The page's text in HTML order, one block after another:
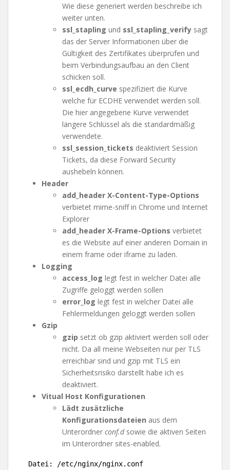
Wie diese generiert werden beschreibe ich
weiter unten.
ssl_stapling und ssl_stapling_verify sagt
das der Server Informationen über die
Gültigkeit des Zertifikates überprüfen und
beim Verbindungsaufbau an den Client
schicken soll.
ssl_ecdh_curve spezifiziert die Kurve
welche für ECDHE verwendet werden soll.
Die hier angegebene Kurve verwendet
längere Schlüssel als die standardmäßig
verwendete.
ssl_session_tickets deaktiviert Session
Tickets, da diese Forward Security
aushebeln können.
Header
add_header X-Content-Type-Options
verbietet mime-sniff in Chrome und Internet
Explorer
add_header X-Frame-Options verbietet
es die Website auf einer anderen Domain in
einem frame oder iframe zu laden.
Logging
access_log legt fest in welcher Datei alle
Zugriffe geloggt werden sollen
error_log legt fest in welcher Datei alle
Fehlermeldungen geloggt werden sollen
Gzip
gzip setzt ob gzip aktiviert werden soll oder
nicht. Da all meine Webseiten nur per TLS
erreichbar sind und gzip mit TLS ein
Sicherheitsrisiko darstellt habe ich es
deaktiviert.
Vitual Host Konfigurationen
Lädt zusätzliche
Konfigurationsdateien aus dem
Unterordner conf.dsowie die aktiven Seiten
im Unterordner sites-enabled.
Datei: /etc/nginx/nginx.conf